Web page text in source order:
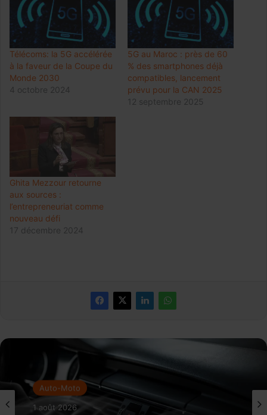
Télécoms: la 5G accélérée
à la faveur de la Coupe du
Monde 2030
4 octobre 2024
5G au Maroc : près de 60
% des smartphones déjà
compatibles, lancement
prévu pour la CAN 2025
12 septembre 2025
Ghita Mezzour retourne
aux sources :
l’entrepreneuriat comme
nouveau défi
17 décembre 2024
Auto-Moto
1 août 2026